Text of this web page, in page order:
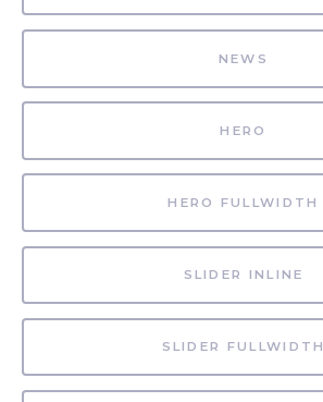
NEWS
HERO
HERO FULLWIDTH
SLIDER INLINE
SLIDER FULLWIDTH